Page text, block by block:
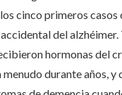
cinco primeros casos
del alzhéimer.
hormonas del
menudo durante años, y